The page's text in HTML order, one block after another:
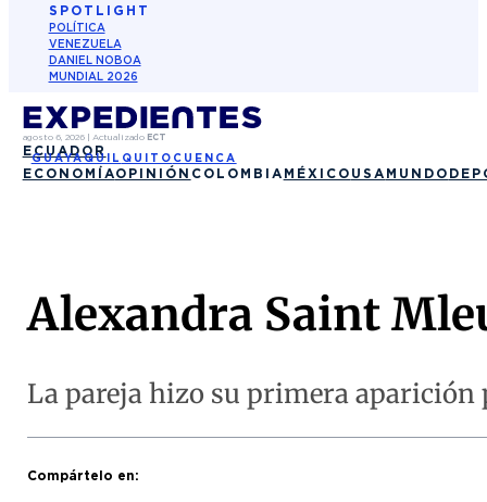
SPOTLIGHT
POLÍTICA
VENEZUELA
DANIEL NOBOA
MUNDIAL 2026
agosto 6, 2026| Actualizado ECT
ECUADOR
GUAYAQUIL QUITO CUENCA
ECONOMÍAOPINIÓN COLOMBIA MÉXICO USA MUNDO
Alexandra Saint
La pareja hizo su primera aparición
Compártelo en: